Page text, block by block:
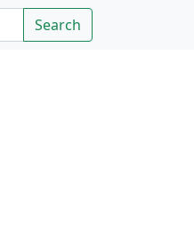
Rechercher
Search